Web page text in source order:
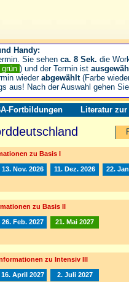
Fortbildungen Literatur zur
zu Basis I
13. Nov. 2026 11. Dez. 2026 22.
zu Basis II
26. Feb. 2027 21. Mai 2027
zu Intensiv III
16. April 2027 2. Juli 2027
Handy:
Sie sehen ca. 8 Sek. die
grün ) und der Termin ist
wieder abgewählt(Farbe
aus! Nach der Auswahl gehen